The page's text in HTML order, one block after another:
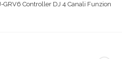
GRV6 Controller DJ 4 Canali Funzione